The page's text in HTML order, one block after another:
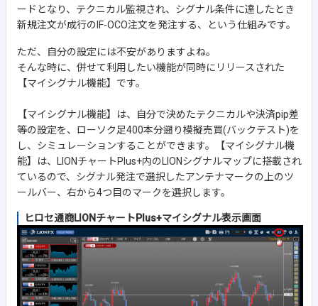
ードとなり、テクニカル監視され、シグナル条件に達したとき
新規注文が成行のIF-OCO注文を発注する、という仕組みです。
ただ、自分の設定には不安がありますよね。
そんな時に、併せて利用したい機能が同時にリリースされた
【マイシグナル機能】です。
【マイシグナル機能】は、自分で決めたテクニカルや決済pip差
等の設定を、ローソク足400本分遡り模擬売買(バックテスト)を
し、シミュレーションすることができます。【マイシグナル機
能】は、LIONチャートPlus+内のLIONシグナルマップに搭載され
ているので、シグナル発注で選択したアンテナマークの上のツ
ールバー、右から4つ目のマークを選択します。
ヒロセ通商LIONチャートPlus+マイシグナル表示画面